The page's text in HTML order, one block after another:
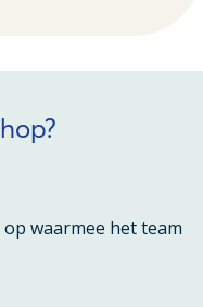
waarmee het team